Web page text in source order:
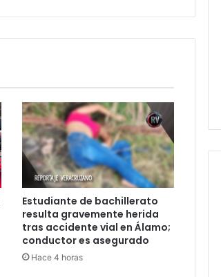
Estudiante de bachillerato
resulta gravemente herida
tras accidente vial en Álamo;
conductor es asegurado
Hace 4 horas